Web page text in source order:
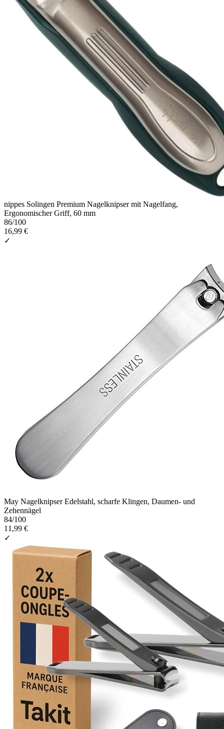
nippes Solingen Premium Nagelknipser mit Nagelfang,
Ergonomischer Griff, 60 mm
86/100
16,99 €
✓
May Nagelknipser Edelstahl, scharfe Klingen, Daumen- und
Zehennägel
84/100
11,99 €
✓